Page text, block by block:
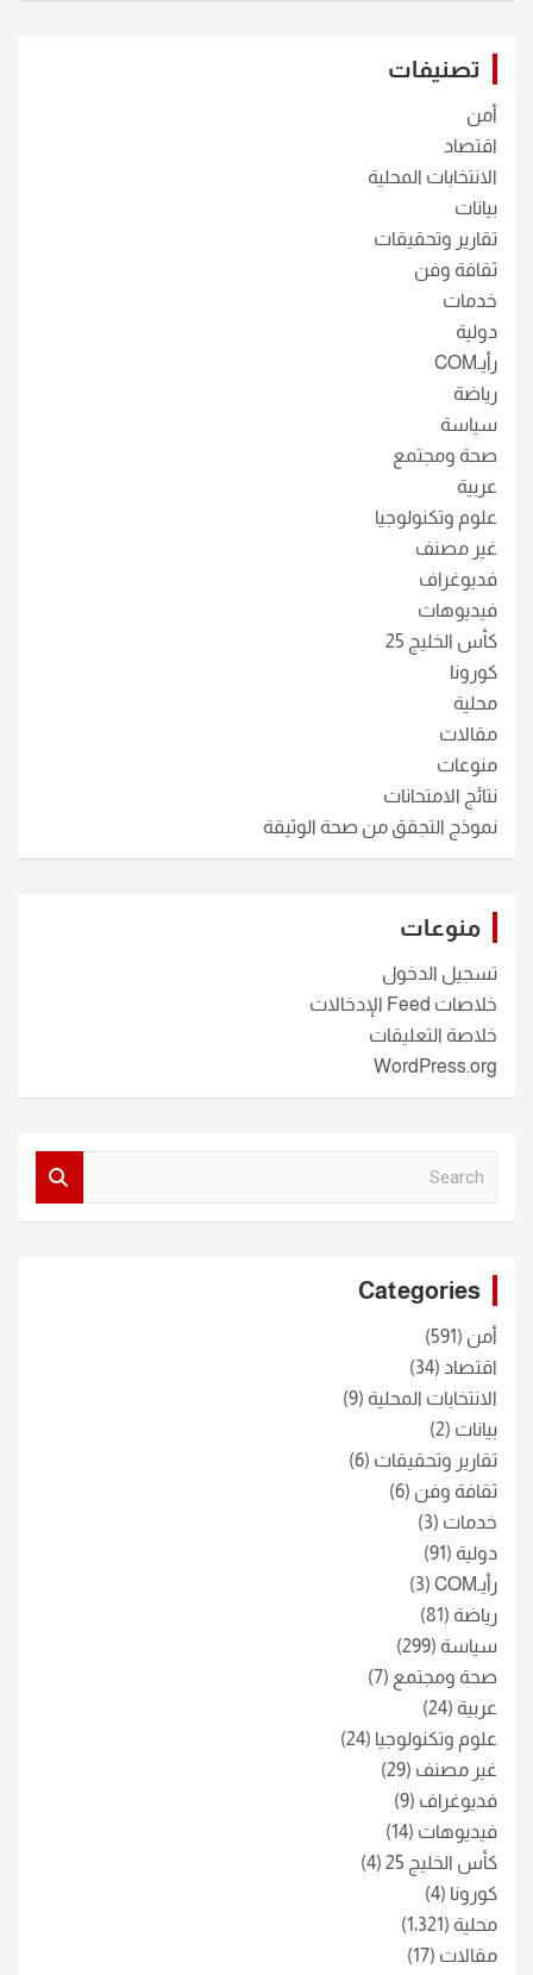
تصنيفات
أمن
اقتصاد
الانتخابات المحلية
بيانات
تقارير وتحقيقات
ثقافة وفن
خدمات
دولية
رأيـCOM
رياضة
سياسة
صحة ومجتمع
عربية
علوم وتكنولوجيا
غير مصنف
فديوغراف
فيديوهات
كأس الخليج 25
كورونا
محلية
مقالات
منوعات
نتائج الامتحانات
نموذج التجقق من صحة الوثيقة
منوعات
تسجيل الدخول
خلاصات Feed الإدخالات
خلاصة التعليقات
WordPress.org
Categories
أمن (591)
اقتصاد (34)
الانتخابات المحلية (9)
بيانات (2)
تقارير وتحقيقات (6)
ثقافة وفن (6)
خدمات (3)
دولية (91)
رأيـCOM
(3)
رياضة (81)
سياسة (299)
صحة ومجتمع (7)
عربية (24)
علوم وتكنولوجيا (24)
غير مصنف (29)
فديوغراف (9)
فيديوهات (14)
كأس الخليج 25
(4)
كورونا (4)
محلية (1٬321)
مقالات (17)